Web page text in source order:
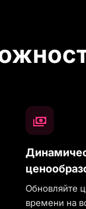
Обновляйте
времени на